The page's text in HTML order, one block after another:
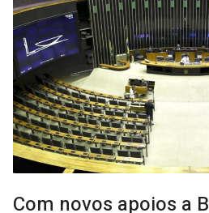
Com novos apoios a